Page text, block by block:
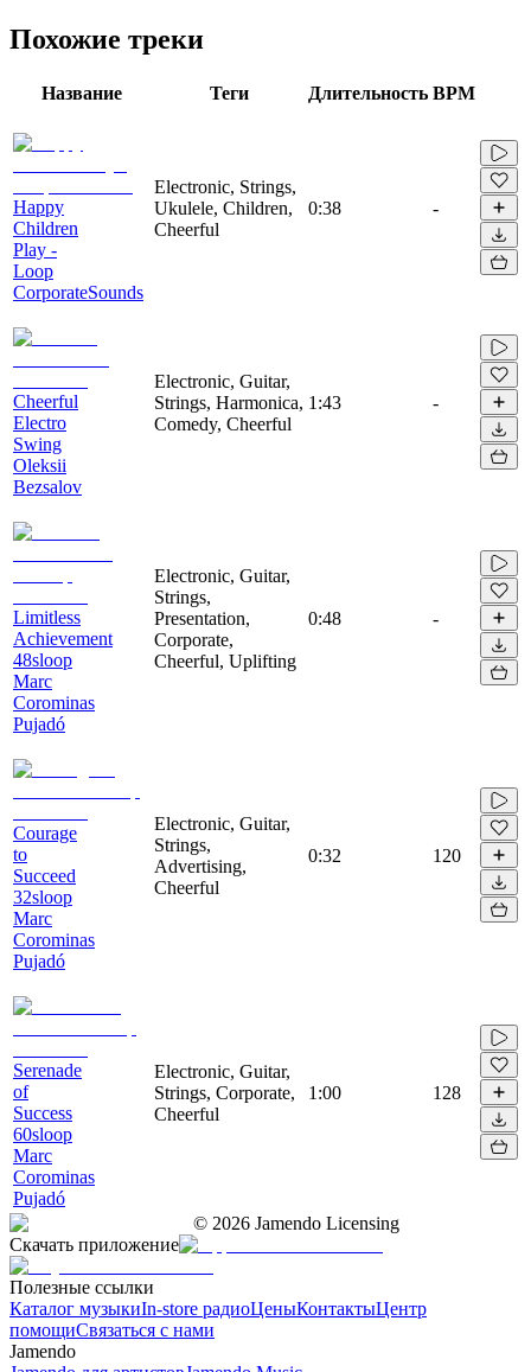
Похожие треки
Название Теги Длительность BPM
Happy
Children
Play -
Loop
CorporateSounds
Electronic, Strings,
Ukulele, Children,
Cheerful
0:38 -
Cheerful
Electro
Swing
Oleksii
Bezsalov
Electronic, Guitar,
Strings, Harmonica,
Comedy, Cheerful
1:43 -
Limitless
Achievement
48sloop
Marc
Corominas
Pujadó
Electronic, Guitar,
Strings,
Presentation,
Corporate,
Cheerful, Uplifting
0:48 -
Courage
to
Succeed
32sloop
Marc
Corominas
Pujadó
Electronic, Guitar,
Strings,
Advertising,
Cheerful
0:32 120
Serenade
of
Success
60sloop
Marc
Corominas
Pujadó
Electronic, Guitar,
Strings, Corporate,
Cheerful
1:00 128
© 2026 Jamendo Licensing
Скачать приложение
Полезные ссылки
Каталог музыкиIn-store радиоЦеныКонтактыЦентр
помощиСвязаться с нами
Jamendo